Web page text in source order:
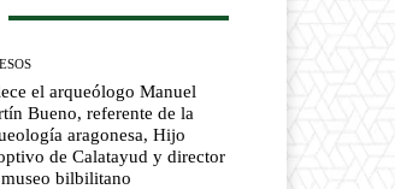
el arqueólogo Manuel
Bueno, referente de la
aragonesa, Hijo
de Calatayud y director
bilbilitano